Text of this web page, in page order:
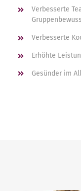
Verbesserte
Verbesserte
Erhöhte
Gesünder im